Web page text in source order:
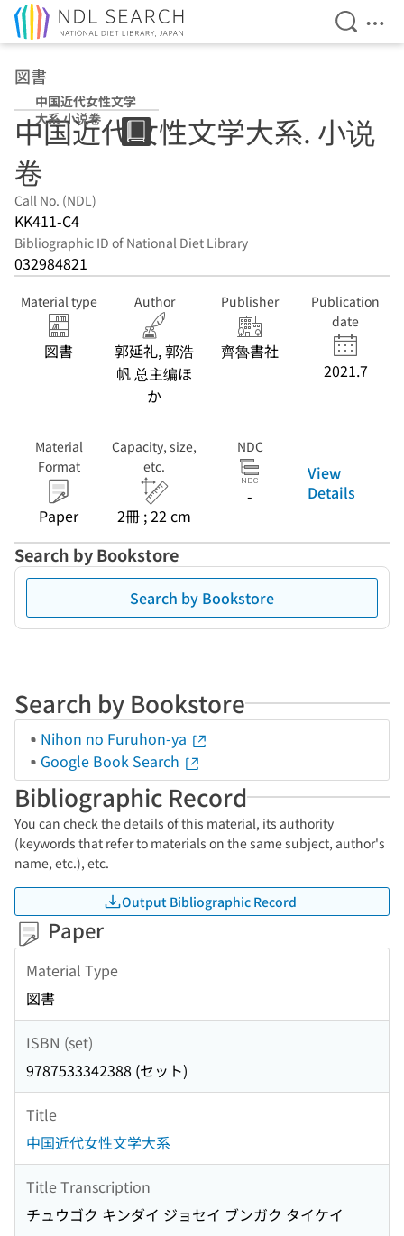
Open
図書
中国近代女性文学
大系 小说卷
中国近代女性文学大系. 小说
卷
Call No. (NDL)
KK411-C4
Bibliographic ID of National Diet Library
032984821
Material type
図書
Author
郭延礼, 郭浩
帆 总主编ほ
か
Publisher
齊魯書社
Publication
date
2021.7
Material
Format
Paper
Capacity, size,
etc.
2冊 ; 22 cm
NDC
-
View
Details
Search by Bookstore
Search by Bookstore
Search by Bookstore
Nihon no Furuhon-ya
Google Book Search
Bibliographic Record
You can check the details of this material, its authority
(keywords that refer to materials on the same subject, author's
name, etc.), etc.
Output Bibliographic Record
Paper
Material Type
図書
ISBN (set)
9787533342388 (セット)
Title
中国近代女性文学大系
Title Transcription
チュウゴク キンダイ ジョセイ ブンガク タイケイ